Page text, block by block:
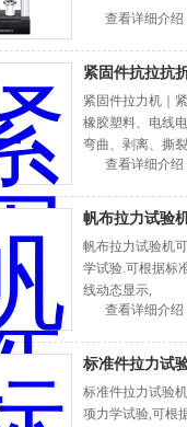
查看详细介绍
紧固件抗拉抗
紧固件拉力机｜
橡胶塑料、电线
弯曲、剥离、撕
查看详细介绍
帆布拉力试验
帆布拉力试验机
学试验.可根据标
线动态显示,
查看详细介绍
标准件拉力试
标准件拉力试验
项力学试验,可根